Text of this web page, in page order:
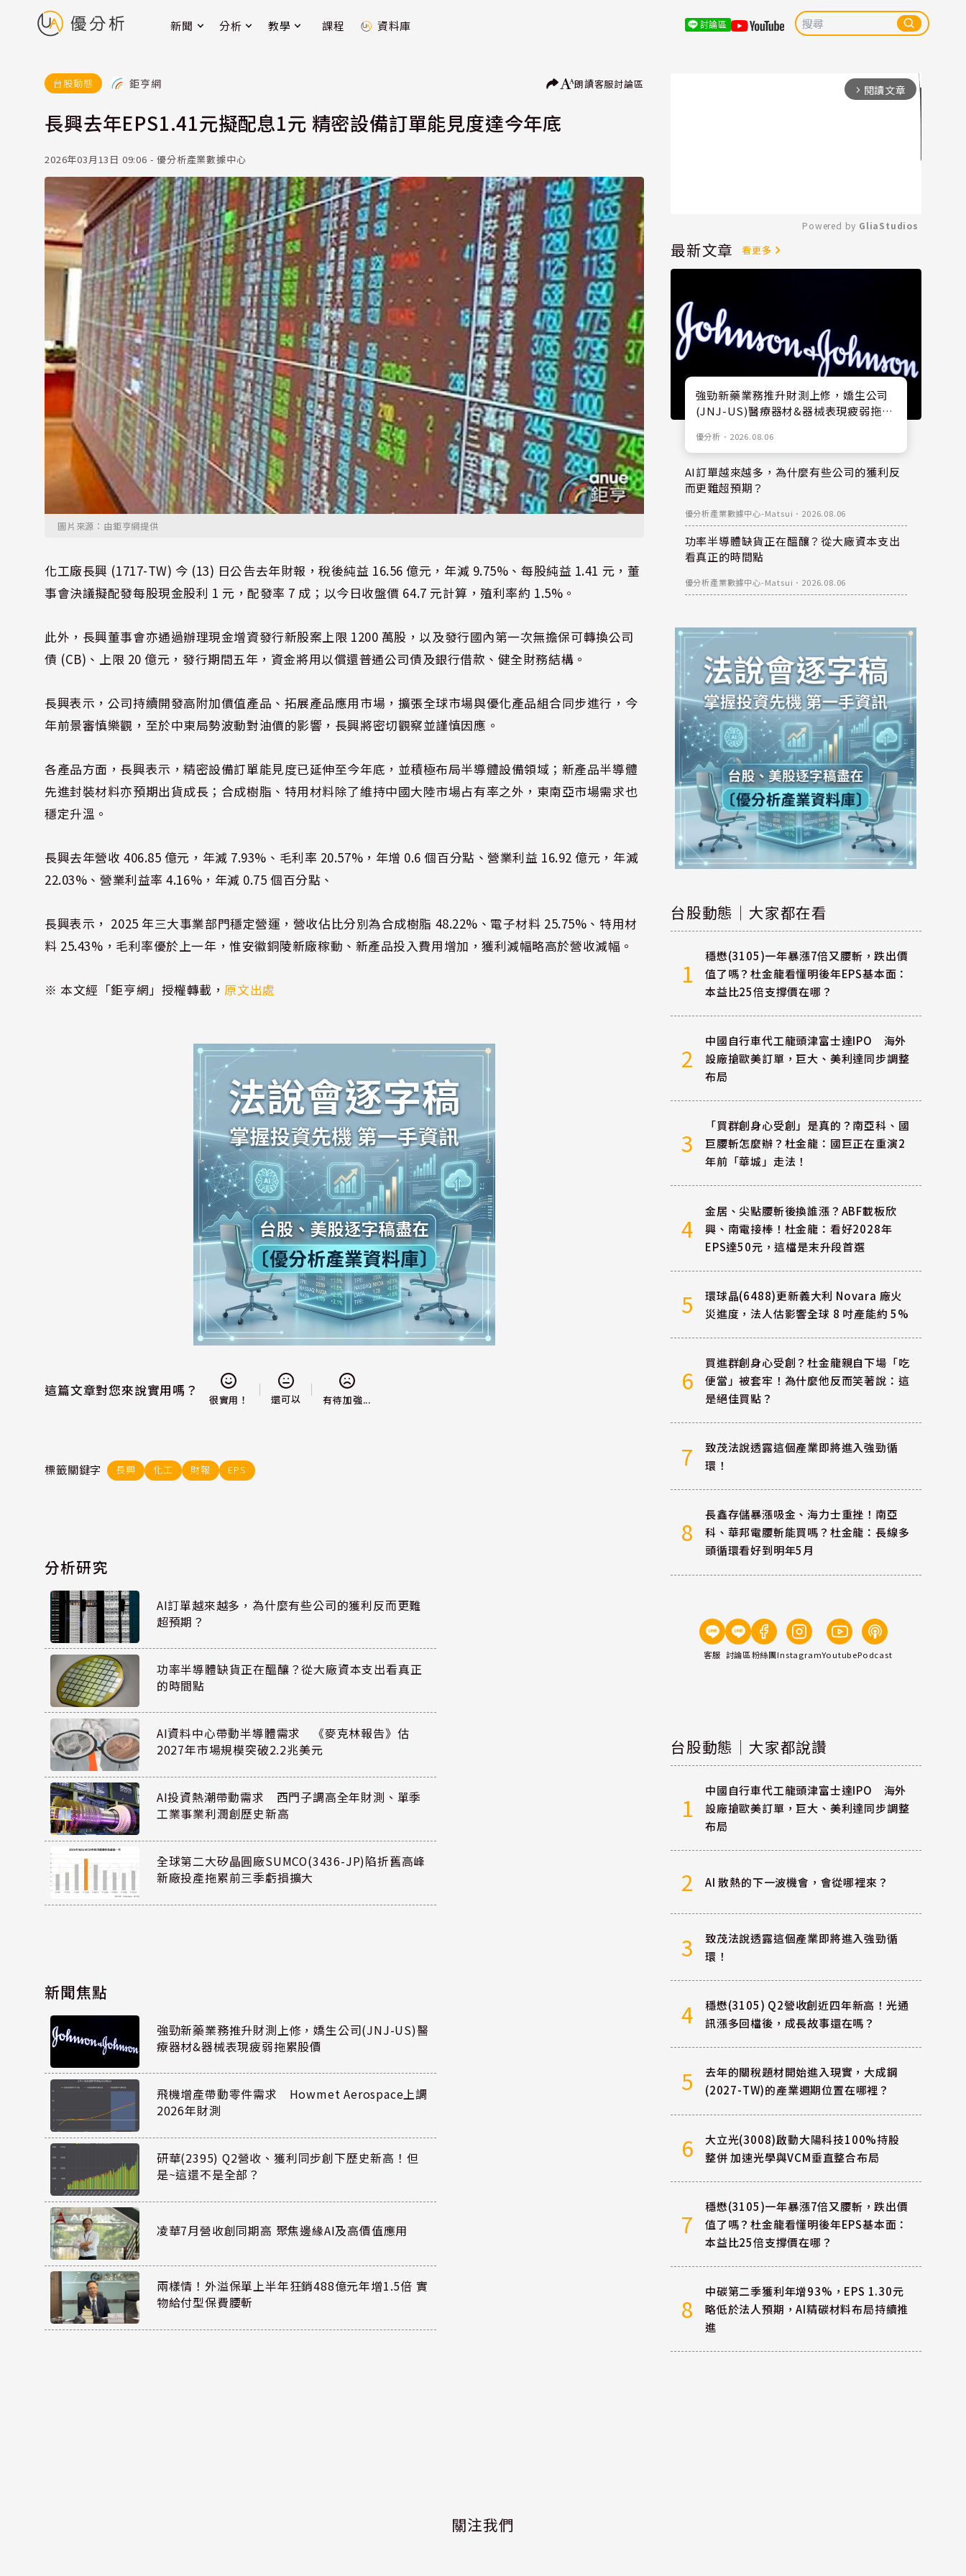
新聞 分析 教學 課程 資料庫 討論區
台股動態 鉅亨網 朗讀客服討論區
長興去年EPS1.41元擬配息1元 精密設備訂單能見度達今年底
2026年03月13日 09:06 - 優分析產業數據中心
圖片來源：由鉅亨網提供
化工廠長興 (1717-TW) 今 (13) 日公告去年財報，稅後純益 16.56 億元，年減 9.75%、每股純益 1.41 元，董
事會決議擬配發每股現金股利 1 元，配發率 7 成；以今日收盤價 64.7 元計算，殖利率約 1.5%。
此外，長興董事會亦通過辦理現金增資發行新股案上限 1200 萬股，以及發行國內第一次無擔保可轉換公司
債 (CB)、上限 20 億元，發行期間五年，資金將用以償還普通公司債及銀行借款、健全財務結構。
長興表示，公司持續開發高附加價值產品、拓展產品應用市場，擴張全球市場與優化產品組合同步進行，今
年前景審慎樂觀，至於中東局勢波動對油價的影響，長興將密切觀察並謹慎因應。
各產品方面，長興表示，精密設備訂單能見度已延伸至今年底，並積極布局半導體設備領域；新產品半導體
先進封裝材料亦預期出貨成長；合成樹脂、特用材料除了維持中國大陸市場占有率之外，東南亞市場需求也
穩定升溫。
長興去年營收 406.85 億元，年減 7.93%、毛利率 20.57%，年增 0.6 個百分點、營業利益 16.92 億元，年減
22.03%、營業利益率 4.16%，年減 0.75 個百分點、
長興表示， 2025 年三大事業部門穩定營運，營收佔比分別為合成樹脂 48.22%、電子材料 25.75%、特用材
料 25.43%，毛利率優於上一年，惟安徽銅陵新廠稼動、新產品投入費用增加，獲利減幅略高於營收減幅。
※ 本文經「鉅亨網」授權轉載，原文出處
這篇文章對您來說實用嗎？
很實用！ 還可以 有待加強...
標籤關鍵字 長興 化工 財報 EPS
分析研究
AI訂單越來越多，為什麼有些公司的獲利反而更難
超預期？
功率半導體缺貨正在醞釀？從大廠資本支出看真正
的時間點
AI資料中心帶動半導體需求 《麥克林報告》估
2027年市場規模突破2.2兆美元
AI投資熱潮帶動需求 西門子調高全年財測、單季
工業事業利潤創歷史新高
全球第二大矽晶圓廠SUMCO(3436-JP)陷折舊高峰
新廠投產拖累前三季虧損擴大
新聞焦點
強勁新藥業務推升財測上修，嬌生公司(JNJ-US)醫
療器材&器械表現疲弱拖累股價
飛機增產帶動零件需求 Howmet Aerospace上調
2026年財測
研華(2395) Q2營收、獲利同步創下歷史新高！但
是~這還不是全部？
凌華7月營收創同期高 聚焦邊緣AI及高價值應用
兩樣情！外溢保單上半年狂銷488億元年增1.5倍 實
物給付型保費腰斬
arrow_forward_ios 閱讀文章
Mute
Powered by GliaStudios
最新文章 看更多
強勁新藥業務推升財測上修，嬌生公司
(JNJ-US)醫療器材&器械表現疲弱拖累
優分析 ． 2026.08.06
AI訂單越來越多，為什麼有些公司的獲利反
而更難超預期？
優分析產業數據中心-Matsui ． 2026.08.06
功率半導體缺貨正在醞釀？從大廠資本支出
看真正的時間點
優分析產業數據中心-Matsui ． 2026.08.06
台股動態｜大家都在看
1
穩懋(3105)一年暴漲7倍又腰斬，跌出價
值了嗎？杜金龍看懂明後年EPS基本面：
本益比25倍支撐價在哪？
2
中國自行車代工龍頭津富士達IPO 海外
設廠搶歐美訂單，巨大、美利達同步調整
布局
3
「買群創身心受創」是真的？南亞科、國
巨腰斬怎麼辦？杜金龍：國巨正在重演2
年前「華城」走法！
4
金居、尖點腰斬後換誰漲？ABF載板欣
興、南電接棒！杜金龍：看好2028年
EPS達50元，這檔是末升段首選
5
環球晶(6488)更新義大利 Novara 廠火
災進度，法人估影響全球 8 吋產能約 5%
6
買進群創身心受創？杜金龍親自下場「吃
便當」被套牢！為什麼他反而笑著說：這
是絕佳買點？
7
致茂法說透露這個產業即將進入強勁循
環！
8
長鑫存儲暴漲吸金、海力士重挫！南亞
科、華邦電腰斬能買嗎？杜金龍：長線多
頭循環看好到明年5月
客服 討論區粉絲團InstagramYoutubePodcast
台股動態｜大家都說讚
1
中國自行車代工龍頭津富士達IPO 海外
設廠搶歐美訂單，巨大、美利達同步調整
布局
2 AI 散熱的下一波機會，會從哪裡來？
3
致茂法說透露這個產業即將進入強勁循
環！
4
穩懋(3105) Q2營收創近四年新高！光通
訊漲多回檔後，成長故事還在嗎？
5
去年的關稅題材開始進入現實，大成鋼
(2027-TW)的產業週期位置在哪裡？
6
大立光(3008)啟動大陽科技100%持股
整併 加速光學與VCM垂直整合布局
7
穩懋(3105)一年暴漲7倍又腰斬，跌出價
值了嗎？杜金龍看懂明後年EPS基本面：
本益比25倍支撐價在哪？
8
中碳第二季獲利年增93%，EPS 1.30元
略低於法人預期，AI精碳材料布局持續推
進
關注我們